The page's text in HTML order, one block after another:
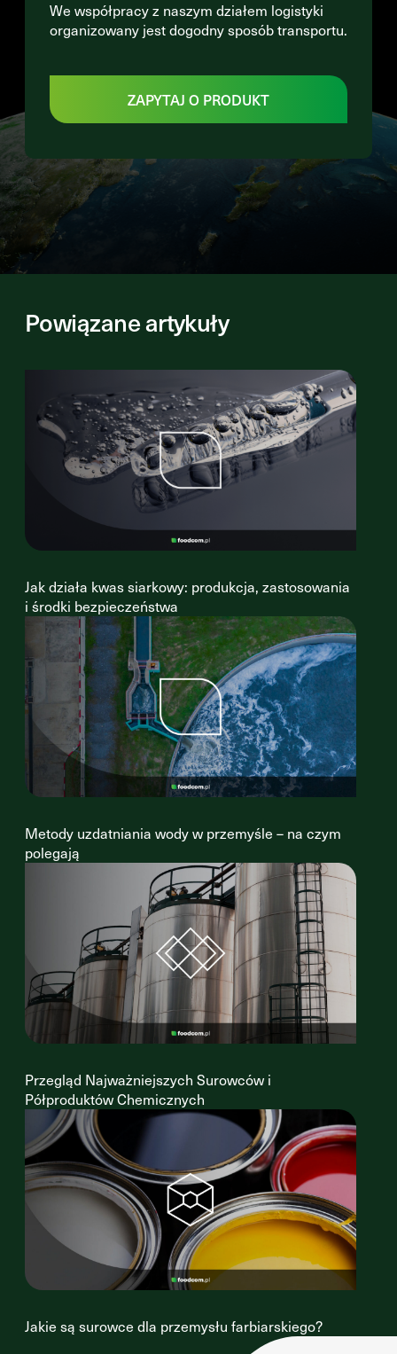
We współpracy z naszym działem logistyki
organizowany jest dogodny sposób transportu.
ZAPYTAJ O PRODUKT
Powiązane artykuły
Jak działa kwas siarkowy: produkcja, zastosowania
i środki bezpieczeństwa
Metody uzdatniania wody w przemyśle – na czym
polegają
Przegląd Najważniejszych Surowców i
Półproduktów Chemicznych
Jakie są surowce dla przemysłu farbiarskiego?